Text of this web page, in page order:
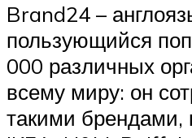
Brand24 –
пользующийся
000 различных
всему миру: он
такими брендами,